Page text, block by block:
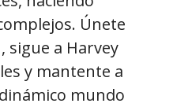
Únete
sigue a Harvey
y mantente a
mundo